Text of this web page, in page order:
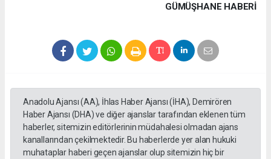
GÜMÜŞHANE HABERİ
Anadolu Ajansı (AA), İhlas Haber Ajansı (İHA), Demirören
Haber Ajansı (DHA) ve diğer ajanslar tarafından eklenen tüm
haberler, sitemizin editörlerinin müdahalesi olmadan ajans
kanallarından çekilmektedir. Bu haberlerde yer alan hukuki
muhataplar haberi geçen ajanslar olup sitemizin hiç bir